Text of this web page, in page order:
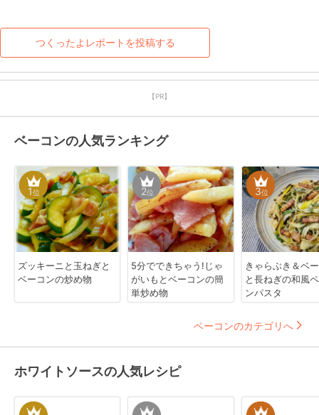
つくったよレポートを投稿する
【PR】
ベーコンの人気ランキング
1位
ズッキーニと玉ねぎと
ベーコンの炒め物
2位
5分でできちゃう!じゃ
がいもとベーコンの簡
単炒め物
3位
きゃらぶき＆ベ
と長ねぎの和風
ンパスタ
ベーコンのカテゴリへ
ホワイトソースの人気レシピ